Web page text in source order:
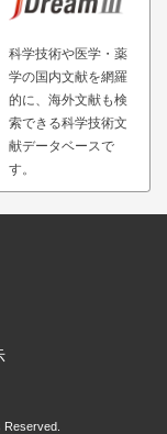
科学技術や医学・薬
学の国内文献を網羅
的に、海外文献も検
索できる科学技術文
献データベースで
す。
Reserved.